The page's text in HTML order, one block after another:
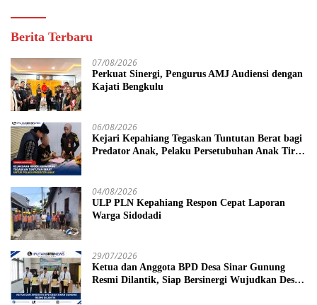
Berita Terbaru
07/08/2026
Perkuat Sinergi, Pengurus AMJ Audiensi dengan
Kajati Bengkulu
06/08/2026
Kejari Kepahiang Tegaskan Tuntutan Berat bagi
Predator Anak, Pelaku Persetubuhan Anak Tiri
04/08/2026
ULP PLN Kepahiang Respon Cepat Laporan
Warga Sidodadi
29/07/2026
Ketua dan Anggota BPD Desa Sinar Gunung
Resmi Dilantik, Siap Bersinergi Wujudkan Desa